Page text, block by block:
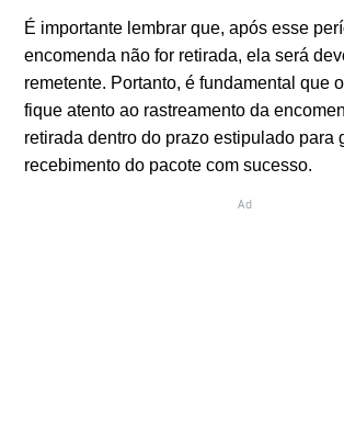
É importante lembrar que, após esse
encomenda não for retirada, ela será
remetente. Portanto, é fundamental que
fique atento ao rastreamento da
retirada dentro do prazo estipulado para
recebimento do pacote com sucesso.
Ad